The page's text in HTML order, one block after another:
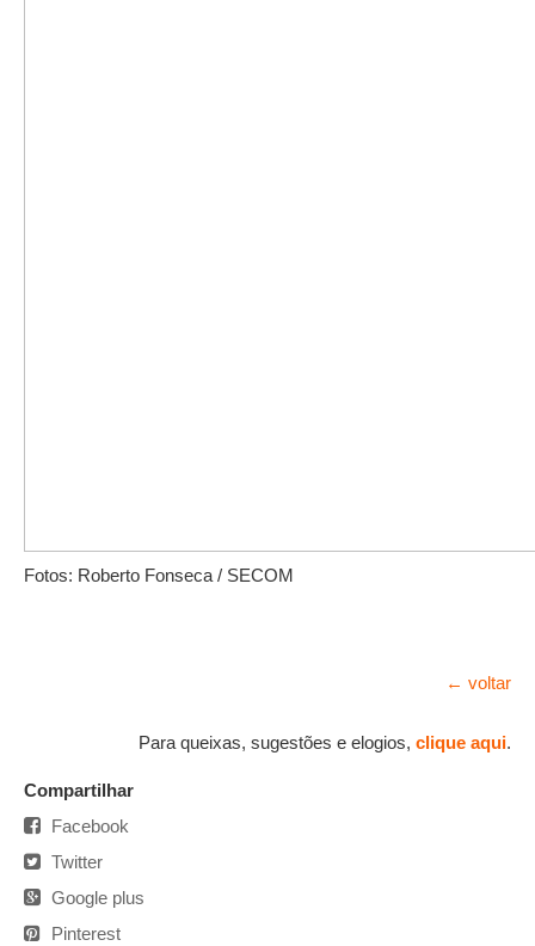
Fotos: Roberto Fonseca / SECOM
← voltar
Para queixas, sugestões e elogios, clique aqui.
Compartilhar
Facebook
Twitter
Google plus
Pinterest